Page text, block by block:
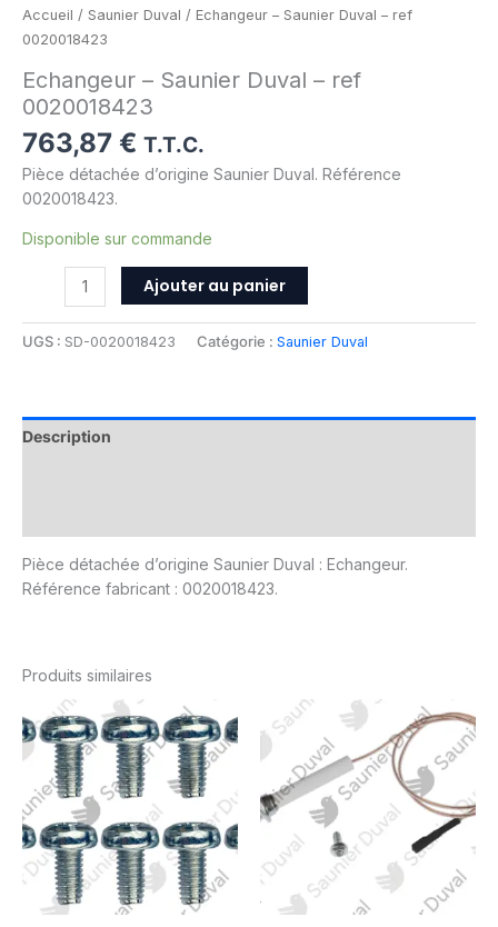
Accueil / Saunier Duval / Echangeur – Saunier Duval – ref
0020018423
Echangeur – Saunier Duval – ref
0020018423
763,87 € T.T.C.
Pièce détachée d’origine Saunier Duval. Référence
0020018423.
Disponible sur commande
Ajouter au panier
UGS : SD-0020018423 Catégorie : Saunier Duval
Description
Pièce détachée d’origine Saunier Duval : Echangeur.
Référence fabricant : 0020018423.
Produits similaires